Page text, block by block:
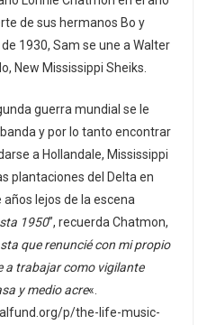
de sus hermanos Bo y
1930, Sam se une a Walter
New Mississippi Sheiks.
guerra mundial se le
y por lo tanto encontrar
a Hollandale, Mississippi
plantaciones del Delta en
lejos de la escena
1950”, recuerda Chatmon,
que renuncié con mi propio
a trabajar como vigilante
y medio acre«.
p/the-life-music-